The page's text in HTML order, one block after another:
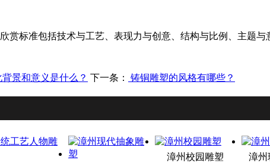
标准包括技术与工艺、表现力与创意、结构与比例、主题与
景和意义是什么？ 下一条： 铸铜雕塑的风格有哪些？
漳州校园雕塑 漳州